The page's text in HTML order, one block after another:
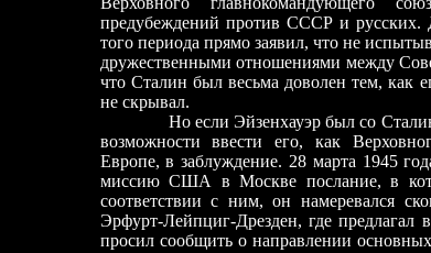
предубеждений против СССР и русских.
того периода прямо заявил, что не
дружественными отношениями между
что Сталин был весьма доволен тем, как
не скрывал.
Но если Эйзенхауэр был со Сталиным
возможности ввести его, как
Европе, в заблуждение. 28 марта 1945
миссию США в Москве послание, в
соответствии с ним, он намеревался
Эрфурт-Лейпциг-Дрезден, где предлагал
просил сообщить о направлении